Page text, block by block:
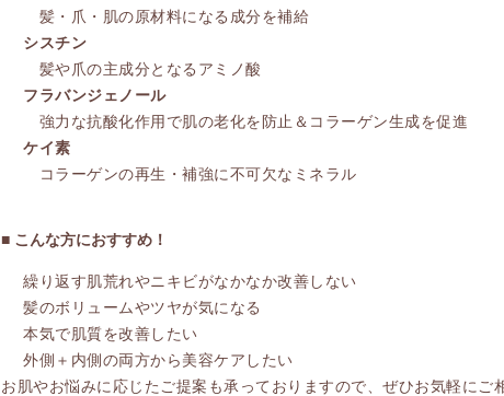
髪・爪・肌の原材料になる成分を補給
シスチン
髪や爪の主成分となるアミノ酸
フラバンジェノール
強力な抗酸化作用で肌の老化を防止＆コラーゲン生成を促進
ケイ素
コラーゲンの再生・補強に不可欠なミネラル
■ こんな方におすすめ！
繰り返す肌荒れやニキビがなかなか改善しない
髪のボリュームやツヤが気になる
本気で肌質を改善したい
外側＋内側の両方から美容ケアしたい
お肌やお悩みに応じたご提案も承っておりますので、ぜひお気軽にご